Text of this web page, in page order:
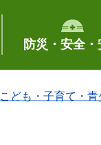
防災・安全・
こども・子育て・青